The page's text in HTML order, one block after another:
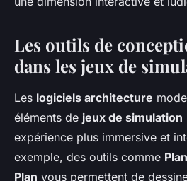
Les outils de
dans les jeux de
Les logiciels architecture
éléments de jeux de simulation
expérience plus immersive et
exemple, des outils comme
Plan vous permettent de